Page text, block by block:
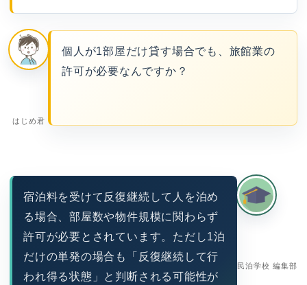
はじめ君
個人が1部屋だけ貸す場合でも、旅館業の
許可が必要なんですか？
民泊学校 編集部
宿泊料を受けて反復継続して人を泊め
る場合、部屋数や物件規模に関わらず
許可が必要とされています。ただし1泊
だけの単発の場合も「反復継続して行
われ得る状態」と判断される可能性が